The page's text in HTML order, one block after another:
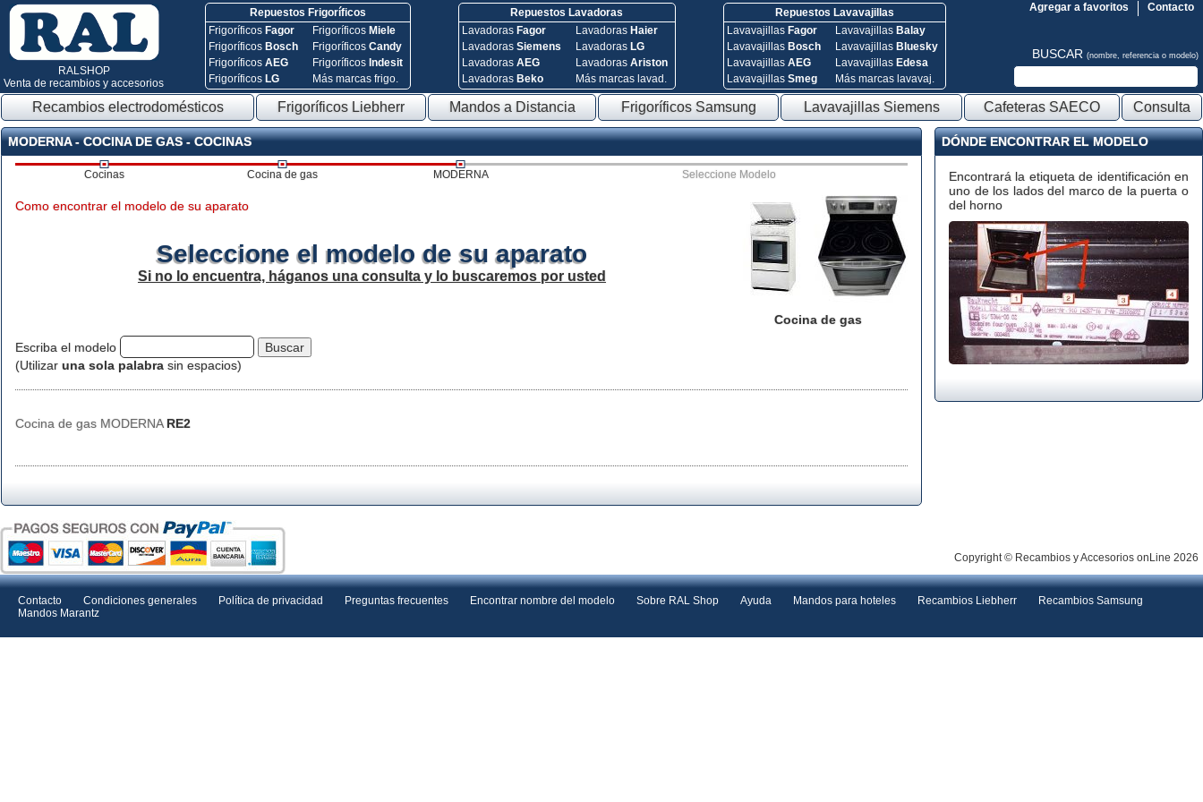
RALSHOP
Venta de recambios y accesorios
Repuestos Frigoríficos
Frigoríficos Fagor
Frigoríficos Bosch
FrigoríficosAEG
Frigoríficos LG
Frigoríficos Miele
FrigoríficosCandy
Frigoríficos Indesit
Más marcas frigo.
Repuestos Lavadoras
Lavadoras Fagor
Lavadoras Siemens
Lavadoras AEG
Lavadoras Beko
Lavadoras Haier
Lavadoras LG
Lavadoras Ariston
Más marcas lavad.
Repuestos Lavavajillas
Lavavajillas Fagor
Lavavajillas Bosch
Lavavajillas AEG
Lavavajillas Smeg
Lavavajillas Balay
Lavavajillas Bluesky
Lavavajillas Edesa
Más marcas lavavaj.
Contacto
Agregar a favoritos
BUSCAR (nombre, referencia o modelo)
Recambios electrodomésticos Frigoríficos Liebherr Mandos a Distancia Frigoríficos Samsung Lavavajillas Siemens Cafeteras SAECO Consulta
MODERNA - COCINA DE GAS - COCINAS
Cocinas Cocina de gas MODERNA Seleccione Modelo
Cocina de gas
Como encontrar el modelo de su aparato
Seleccione el modelo de su aparato
Si no lo encuentra, háganos una consulta y lo buscaremos por usted
Escriba el modelo
(Utilizar una sola palabra sin espacios)
Cocina de gas MODERNA RE2
DÓNDE ENCONTRAR EL MODELO
Encontrará la etiqueta de identificación en
uno de los lados del marco de la puerta o
del horno
Copyright © Recambios y Accesorios onLine 2026
Contacto Condiciones generales Política de privacidad Preguntas frecuentes Encontrar nombre del modelo Sobre RAL Shop Ayuda Mandos para hoteles Recambios Liebherr
Recambios Samsung
Mandos Marantz